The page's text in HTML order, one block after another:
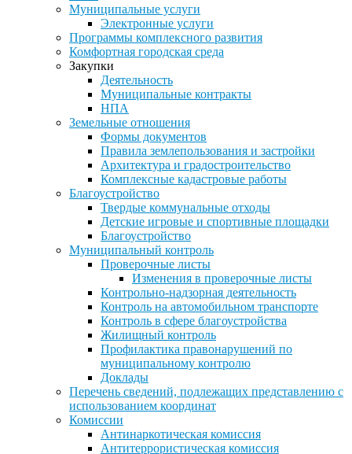
Муниципальные услуги
Электронные услуги
Программы комплексного развития
Комфортная городская среда
Закупки
Деятельность
Муниципальные контракты
НПА
Земельные отношения
Формы документов
Правила землепользования и застройки
Архитектура и градостроительство
Комплексные кадастровые работы
Благоустройство
Твердые коммунальные отходы
Детские игровые и спортивные площадки
Благоустройство
Муниципальный контроль
Проверочные листы
Изменения в проверочные листы
Контрольно-надзорная деятельность
Контроль на автомобильном транспорте
Контроль в сфере благоустройства
Жилищный контроль
Профилактика правонарушений по
муниципальному контролю
Доклады
Перечень сведений, подлежащих представлению с
использованием координат
Комиссии
Антинаркотическая комиссия
Антитеррористическая комиссия